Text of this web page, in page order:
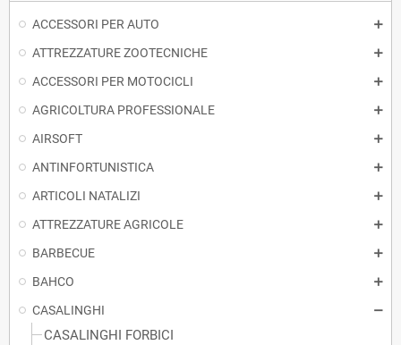
ACCESSORI PER AUTO
ATTREZZATURE ZOOTECNICHE
ACCESSORI PER MOTOCICLI
AGRICOLTURA PROFESSIONALE
AIRSOFT
ANTINFORTUNISTICA
ARTICOLI NATALIZI
ATTREZZATURE AGRICOLE
BARBECUE
BAHCO
CASALINGHI
CASALINGHI FORBICI